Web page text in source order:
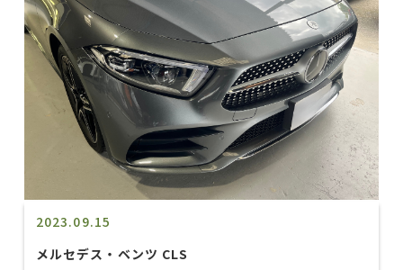
2023.09.15
メルセデス・ベンツ CLS